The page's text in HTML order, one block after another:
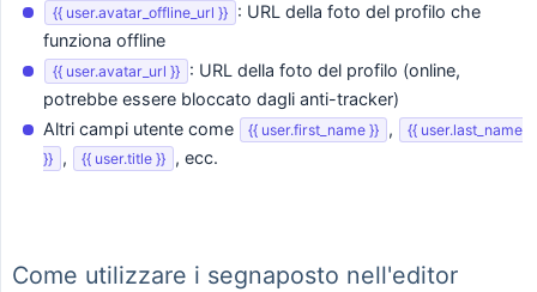
{{ user.avatar_offline_url }} : URL della foto del profilo che
funziona offline
{{ user.avatar_url }} : URL della foto del profilo (online,
potrebbe essere bloccato dagli anti-tracker)
Altri campi utente come
{{ user.first_name }} ,
{{ user.last_name
}} , {{ user.title }} , ecc.
Come utilizzare i segnaposto nell'editor